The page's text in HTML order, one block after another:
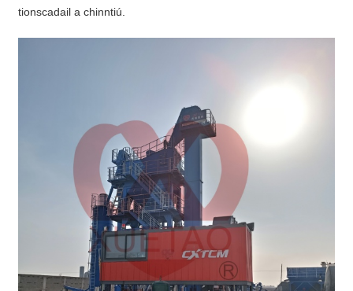
tionscadail a chinntiú.